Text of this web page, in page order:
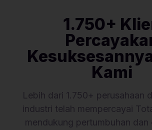
1.750+
Kami
Lebih dari 1.750+ perusahaan
industri telah mempercayai
mendukung pertumbuhan dan